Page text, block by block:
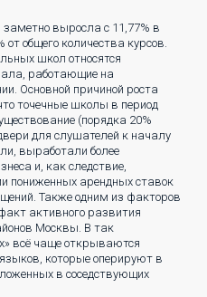
выросла с 11,77% в
общего количества курсов.
школ относятся
работающие на
Основной причиной роста
точечные школы в период
(порядка 20%
для слушателей к началу
выработали более
и, как следствие,
пониженных арендных ставок
Также одним из факторов
активного развития
Москвы. В так
всё чаще открываются
которые оперируют в
в соседствующих